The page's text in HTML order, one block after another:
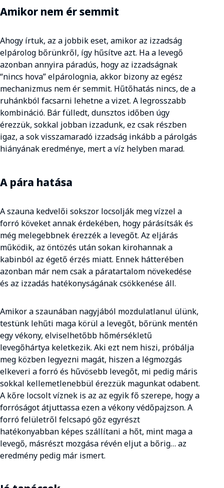
Amikor nem ér semmit
Ahogy írtuk, az a jobbik eset, amikor az izzadság
elpárolog bőrünkről, így hűsítve azt. Ha a levegő
azonban annyira páradús, hogy az izzadságnak
“nincs hova” elpárolognia, akkor bizony az egész
mechanizmus nem ér semmit. Hűtőhatás nincs, de a
ruhánkból facsarni lehetne a vizet. A legrosszabb
kombináció. Bár fülledt, dunsztos időben úgy
érezzük, sokkal jobban izzadunk, ez csak részben
igaz, a sok visszamaradó izzadság inkább a párolgás
hiányának eredménye, mert a víz helyben marad.
A pára hatása
A szauna kedvelői sokszor locsolják meg vízzel a
forró köveket annak érdekében, hogy párásítsák és
még melegebbnek érezzék a levegőt. Az eljárás
működik, az öntözés után sokan kirohannak a
kabinból az égető érzés miatt. Ennek hátterében
azonban már nem csak a páratartalom növekedése
és az izzadás hatékonyságának csökkenése áll.
Amikor a szaunában nagyjából mozdulatlanul ülünk,
testünk lehűti maga körül a levegőt, bőrünk mentén
egy vékony, elviselhetőbb hőmérsékletű
levegőhártya keletkezik. Aki ezt nem hiszi, próbálja
meg közben legyezni magát, hiszen a légmozgás
elkeveri a forró és hűvösebb levegőt, mi pedig máris
sokkal kellemetlenebbül érezzük magunkat odabent.
A kőre locsolt víznek is az az egyik fő szerepe, hogy a
forróságot átjuttassa ezen a vékony védőpajzson. A
forró felületről felcsapó gőz egyrészt
hatékonyabban képes szállítani a hőt, mint maga a
levegő, másrészt mozgása révén eljut a bőrig… az
eredmény pedig már ismert.